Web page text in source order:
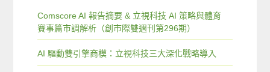
Comscore AI 報告摘要 & 立視科技 AI 策略與體育
賽事篇市調解析（創市際雙週刊第296期）
AI 驅動雙引擎商模：立視科技三大深化戰略導入